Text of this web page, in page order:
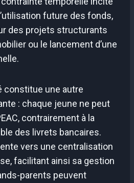
future des fonds,
des projets structurants
ou le lancement d’une
constitue une autre
: chaque jeune ne peut
contrairement à la
des livrets bancaires.
vers une centralisation
facilitant ainsi sa gestion
parents peuvent